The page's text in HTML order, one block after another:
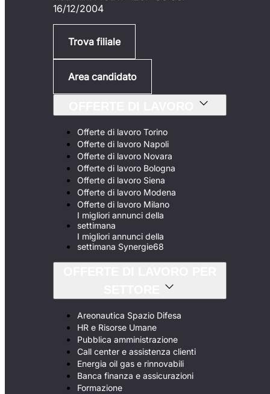
16/12/2004
Trova filiale
Area candidato
Offerte di lavoro Torino
Offerte di lavoro Napoli
Offerte di lavoro Novara
Offerte di lavoro Bologna
Offerte di lavoro Siena
Offerte di lavoro Modena
Offerte di lavoro Milano
I migliori annunci della
settimana
I migliori annunci della
settimana Synergie68
Areonautica Spazio Difesa
HR e Risorse Umane
Pubblica amministrazione
Call center e assistenza clienti
Energia oil gas e rinnovabili
Banca finanza e assicurazioni
Formazione